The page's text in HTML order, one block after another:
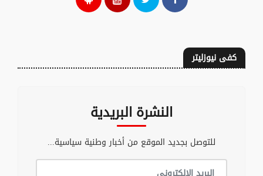
كفى نيوزليتر
النشرة البريدية
للتوصل بجديد الموقع من أخبار وطنية سياسية...